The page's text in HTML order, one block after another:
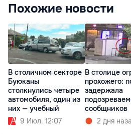
Похожие новости
В столичном секторе
Буюканы
столкнулись четыре
автомобиля, один из
них — учебный
9 Июл. 12:07
В столице
прохожего:
задержала
сообщников
2 дня